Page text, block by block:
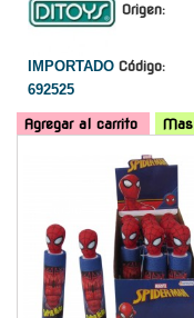
Origen:
IMPORTADO Código:
692525
Agregar al carrito Mas